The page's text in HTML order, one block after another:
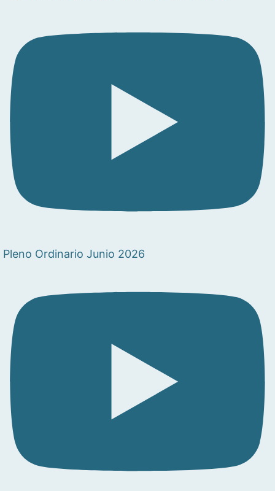
Pleno Ordinario Junio 2026